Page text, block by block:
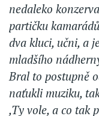
nedaleko
partičku
dva kluci, učni, a
mladšího
Bral to postupně
naťukli muziku,
,Ty vole, a co tak